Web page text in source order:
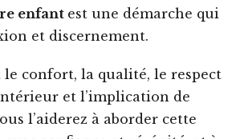
enfant est une démarche qui
et discernement.
confort, la qualité, le respect
et l’implication de
l’aiderez à aborder cette